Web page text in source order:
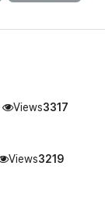
Views3317
Views3219